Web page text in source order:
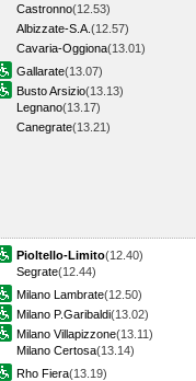
Castronno(12.53)
Albizzate-S.A. (12.57)
Cavaria-Oggiona(13.01)
Gallarate(13.07)
Busto Arsizio(13.13)
Legnano(13.17)
Canegrate(13.21)
Pioltello-Limito(12.40)
Segrate(12.44)
Milano Lambrate(12.50)
Milano P.Garibaldi(13.02)
Milano Villapizzone(13.11)
Milano Certosa(13.14)
Rho Fiera(13.19)